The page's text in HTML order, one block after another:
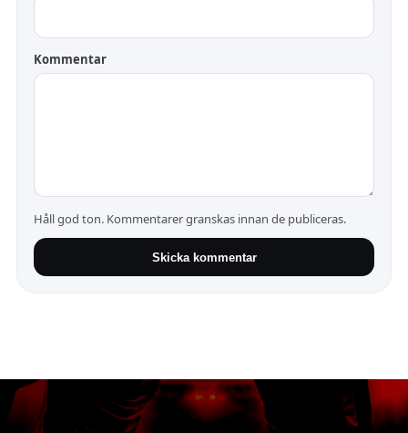
Kommentar
Håll god ton. Kommentarer granskas innan de publiceras.
Skicka kommentar